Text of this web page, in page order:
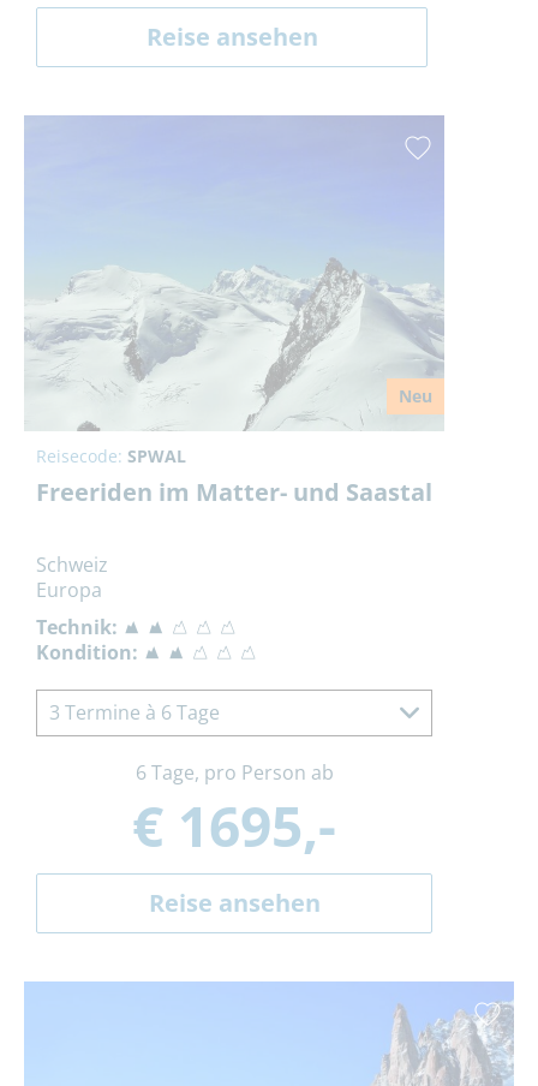
Reise ansehen
Neu
Reisecode: SPWAL
Freeriden im Matter- und Saastal
Schweiz
Europa
Technik:
Kondition:
3 Termine à 6 Tage
6 Tage, pro Person ab
€ 1695,-
Reise ansehen